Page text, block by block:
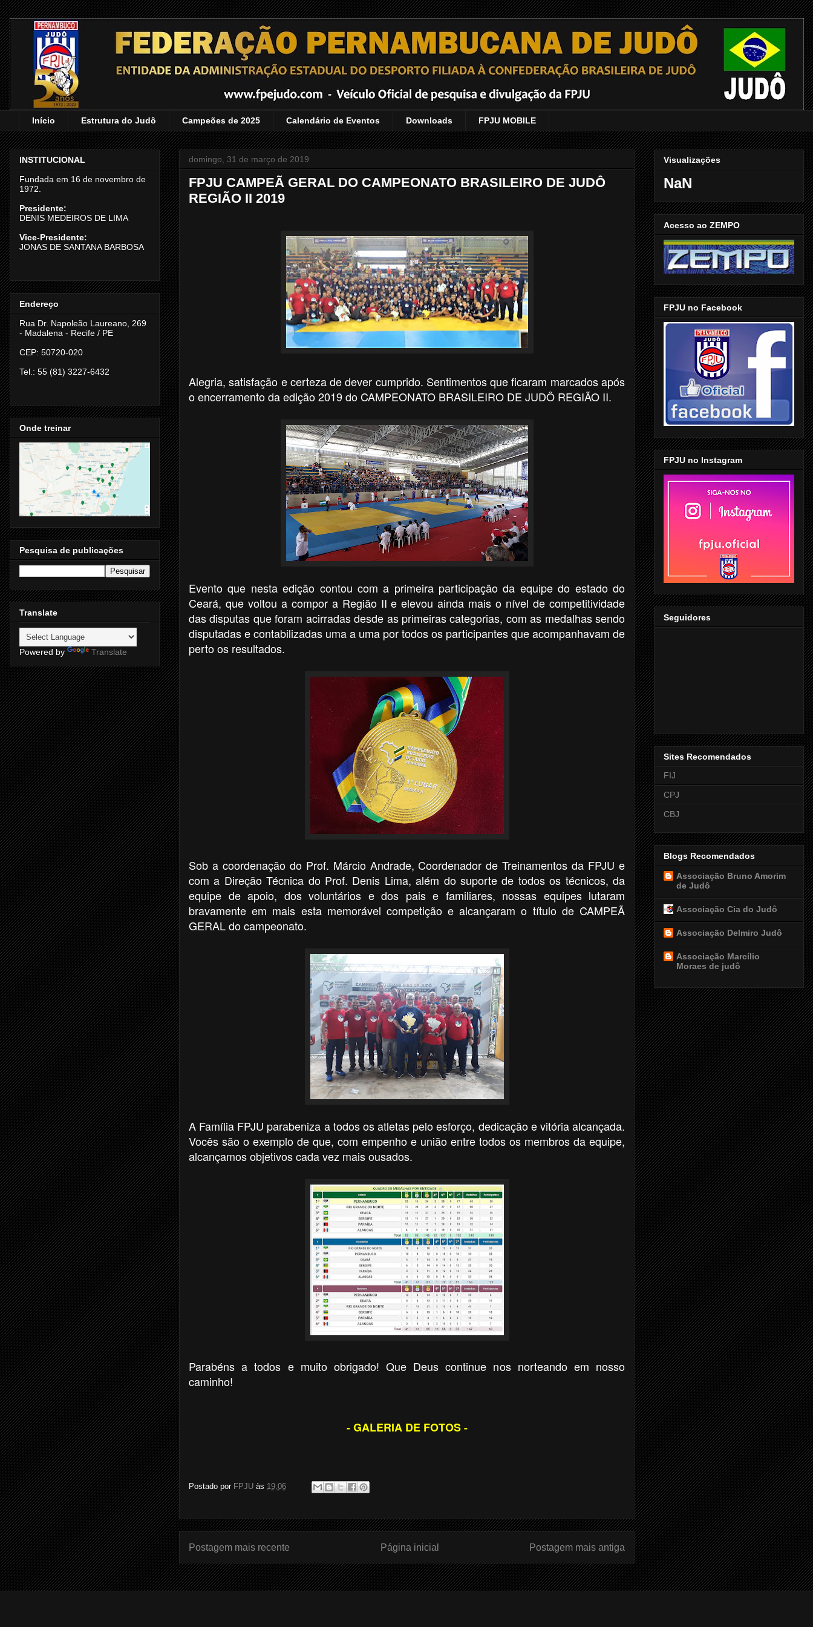
Início Estrutura do Judô Campeões de 2025 Calendário de Eventos Downloads FPJU MOBILE
domingo, 31 de março de 2019
FPJU CAMPEÃ GERAL DO CAMPEONATO BRASILEIRO DE JUDÔ
REGIÃO II 2019
Alegria, satisfação e certeza de dever cumprido. Sentimentos que ficaram marcados após
o encerramento da edição 2019 do CAMPEONATO BRASILEIRO DE JUDÔ REGIÃO II.
Evento que nesta edição contou com a primeira participação da equipe do estado do
Ceará, que voltou a compor a Região II e elevou ainda mais o nível de competitividade
das disputas que foram acirradas desde as primeiras categorias, com as medalhas sendo
disputadas e contabilizadas uma a uma por todos os participantes que acompanhavam de
perto os resultados.
Sob a coordenação do Prof. Márcio Andrade, Coordenador de Treinamentos da FPJU e
com a Direção Técnica do Prof. Denis Lima, além do suporte de todos os técnicos, da
equipe de apoio, dos voluntários e dos pais e familiares, nossas equipes lutaram
bravamente em mais esta memorável competição e alcançaram o título de CAMPEÃ
GERAL do campeonato.
A Família FPJU parabeniza a todos os atletas pelo esforço, dedicação e vitória alcançada.
Vocês são o exemplo de que, com empenho e união entre todos os membros da equipe,
alcançamos objetivos cada vez mais ousados.
Parabéns a todos e muito obrigado! Que Deus continue nos norteando em nosso
caminho!
- GALERIA DE FOTOS -
Postado por FPJU às 19:06
Postagem mais recente Postagem mais antiga
Página inicial
INSTITUCIONAL
Fundada em 16 de novembro de
1972.
Presidente:
DENIS MEDEIROS DE LIMA
Vice-Presidente:
JONAS DE SANTANA BARBOSA
Endereço
Rua Dr. Napoleão Laureano, 269
- Madalena - Recife / PE
CEP: 50720-020
Tel.: 55 (81) 3227-6432
Onde treinar
Pesquisa de publicações
Translate
Powered by Translate
Visualizações
NaN
Acesso ao ZEMPO
FPJU no Facebook
FPJU no Instagram
Seguidores
Sites Recomendados
FIJ
CPJ
CBJ
Blogs Recomendados
Associação Bruno Amorim
de Judô
Associação Cia do Judô
Associação Delmiro Judô
Associação Marcílio
Moraes de judô